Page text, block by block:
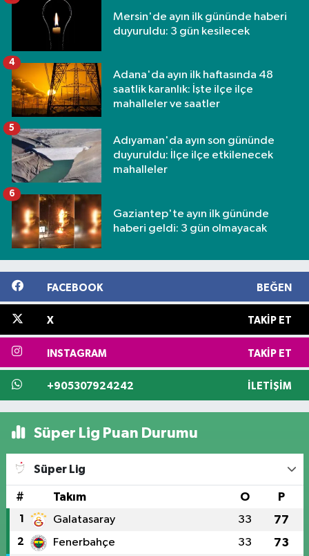
Mersin'de ayın ilk gününde haberi
duyuruldu: 3 gün kesilecek
Adana'da ayın ilk haftasında 48
saatlik karanlık: İşte ilçe ilçe
mahalleler ve saatler
4
Adıyaman'da ayın son gününde
duyuruldu: İlçe ilçe etkilenecek
mahalleler
5
Gaziantep'te ayın ilk gününde
haberi geldi: 3 gün olmayacak
6
FACEBOOK BEĞEN
X TAKIP ET
INSTAGRAM TAKIP ET
+905307924242 İLETIŞIM
Süper Lig Puan Durumu
Süper Lig
# Takım O P
1 Galatasaray 33 77
2 Fenerbahçe 33 73